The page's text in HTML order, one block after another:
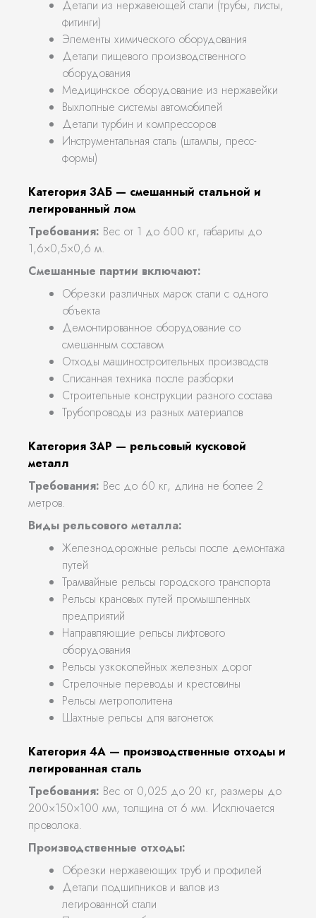
Детали из нержавеющей стали (трубы, листы,
фитинги)
Элементы химического оборудования
Детали пищевого производственного
оборудования
Медицинское оборудование из нержавейки
Выхлопные системы автомобилей
Детали турбин и компрессоров
Инструментальная сталь (штампы, пресс-
формы)
Категория 3АБ — смешанный стальной и
легированный лом
Требования: Вес от 1 до 600 кг, габариты до
1,6×0,5×0,6 м.
Смешанные партии включают:
Обрезки различных марок стали с одного
объекта
Демонтированное оборудование со
смешанным составом
Отходы машиностроительных производств
Списанная техника после разборки
Строительные конструкции разного состава
Трубопроводы из разных материалов
Категория 3АР — рельсовый кусковой
металл
Требования: Вес до 60 кг, длина не более 2
метров.
Виды рельсового металла:
Железнодорожные рельсы после демонтажа
путей
Трамвайные рельсы городского транспорта
Рельсы крановых путей промышленных
предприятий
Направляющие рельсы лифтового
оборудования
Рельсы узкоколейных железных дорог
Стрелочные переводы и крестовины
Рельсы метрополитена
Шахтные рельсы для вагонеток
Категория 4А — производственные отходы и
легированная сталь
Требования: Вес от 0,025 до 20 кг, размеры до
200×150×100 мм, толщина от 6 мм. Исключается
проволока.
Производственные отходы:
Обрезки нержавеющих труб и профилей
Детали подшипников и валов из
легированной стали